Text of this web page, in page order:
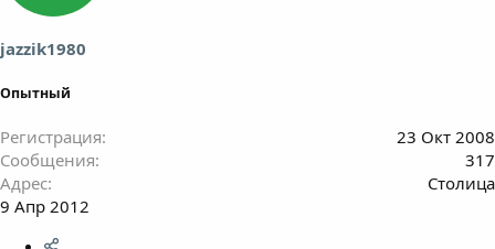
jazzik1980
Опытный
Регистрация
23 Окт 2008
Сообщения
317
Адрес
Столица
9 Апр 2012